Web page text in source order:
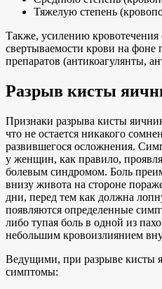
Тяжелую степень
Также, усилению кровотечения
свертываемости крови на
препаратов (антикоагулянты,
Разрыв кисты
Признаки разрыва кисты
что не остается никакого
развившегося осложнения.
у женщин, как правило,
болевым синдромом. Боль
внизу живота на стороне
дни, перед тем как должна
появляются определенные
либо тупая боль в одной из
небольшим кровоизлиянием
Ведущими, при разрыве кисты
симптомы: